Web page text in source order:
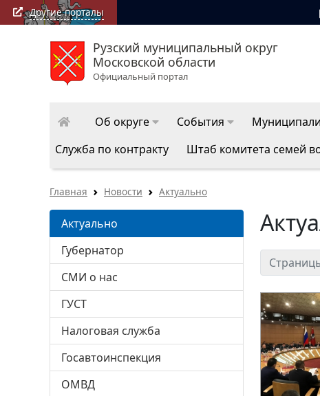
Другие порталы
Рузский муниципальный округ
Московской области
Официальный портал
Об округе События
Служба по контракту
Штаб комитета семей
Главная Новости Актуально
Актуально
Губернатор
СМИ о нас
ГУСТ
Налоговая служба
Госавтоинспекция
ОМВД